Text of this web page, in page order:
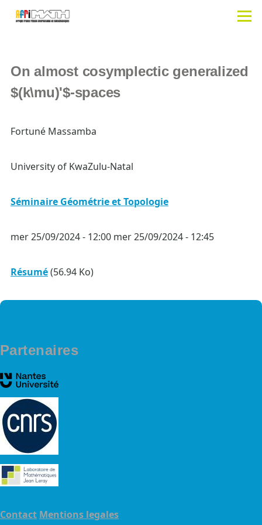
On almost cosymplectic generalized
$(k\mu)'$-spaces
Fortuné Massamba
University of KwaZulu-Natal
Séminaire Géométrie et Topologie
mer 25/09/2024 - 12:00 mer 25/09/2024 - 12:45
Résumé(56.94 Ko)
Partenaires
Contact Mentions legales